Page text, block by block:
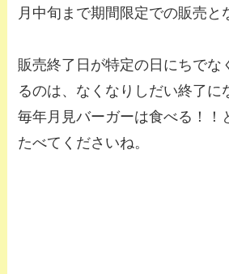
月中旬まで期間限定での販売と
販売終了日が特定の日にちでな
るのは、なくなりしだい終了に
毎年月見バーガーは食べる！！
たべてくださいね。